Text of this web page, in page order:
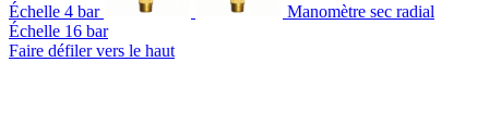
Échelle 4 bar
Manomètre sec radial
Échelle 16 bar
Faire défiler vers le haut